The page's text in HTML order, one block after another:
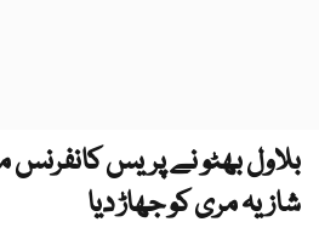
بلاول بھٹو نے پریس
شازیہ مری کو جھاڑ دیا